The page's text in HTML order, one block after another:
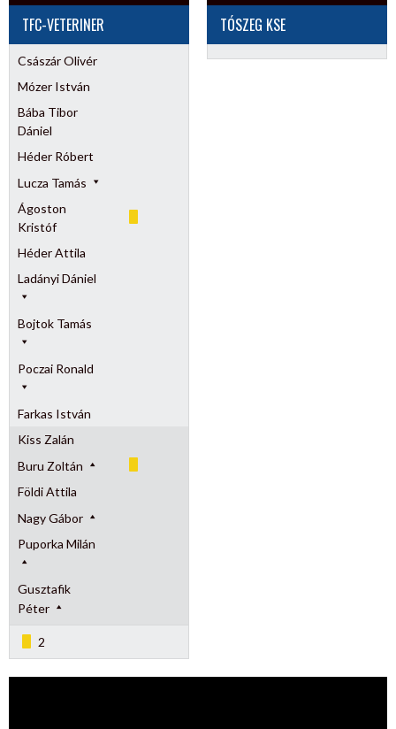
TFC-VETERINER
Császár Olivér
Mózer István
Bába Tibor
Dániel
Héder Róbert
Lucza Tamás
Ágoston
Kristóf
Héder Attila
Ladányi Dániel
Bojtok Tamás
Poczai Ronald
Farkas István
Kiss Zalán
Buru Zoltán
Földi Attila
Nagy Gábor
Puporka Milán
Gusztafik
Péter
2
TÓSZEG KSE